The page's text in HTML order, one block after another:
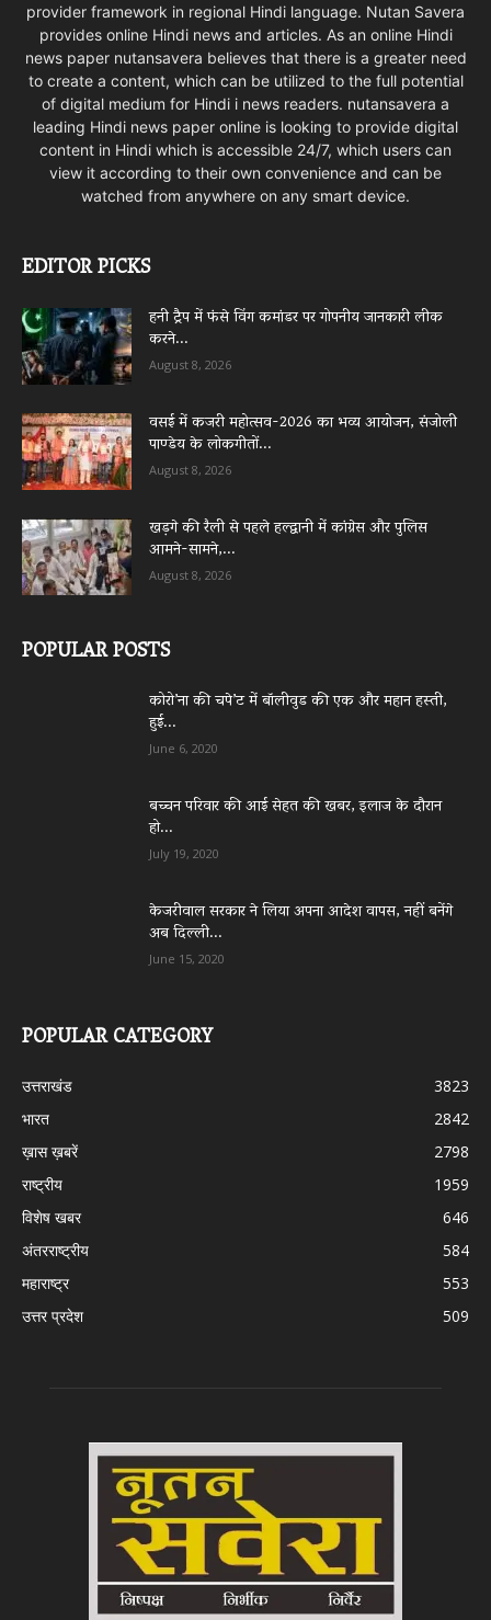
provider framework in regional Hindi language. Nutan Savera
provides online Hindi news and articles. As an online Hindi
news paper nutansavera believes that there is a greater need
to create a content, which can be utilized to the full potential
of digital medium for Hindi i news readers. nutansavera a
leading Hindi news paper online is looking to provide digital
content in Hindi which is accessible 24/7, which users can
view it according to their own convenience and can be
watched from anywhere on any smart device.
EDITOR PICKS
हनी ट्रैप में फंसे विंग कमांडर पर गोपनीय जानकारी लीक
करने...
August 8, 2026
वसई में कजरी महोत्सव-2026 का भव्य आयोजन, संजोली
पाण्डेय के लोकगीतों...
August 8, 2026
खड़गे की रैली से पहले हल्द्वानी में कांग्रेस और पुलिस
आमने-सामने,...
August 8, 2026
POPULAR POSTS
कोरो’ना की चपे’ट में बॉलीवुड की एक और महान हस्ती,
हुई...
June 6, 2020
बच्चन परिवार की आई सेहत की खबर, इलाज के दौरान
हो...
July 19, 2020
केजरीवाल सरकार ने लिया अपना आदेश वापस, नहीं बनेंगे
अब दिल्ली...
June 15, 2020
POPULAR CATEGORY
उत्तराखंड
3823
भारत
2842
ख़ास ख़बरें
2798
राष्ट्रीय
1959
विशेष खबर
646
अंतरराष्ट्रीय
584
महाराष्ट्र
553
उत्तर प्रदेश
509